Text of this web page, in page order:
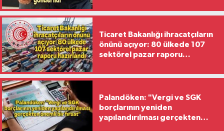
Ticaret Bakanlığı ihracatçıların
önünü açıyor: 80 ülkede 107
sektörel pazar raporu
Palandöken: "Vergi ve SGK
borçlarının yeniden
yapılandırılması gerçekten